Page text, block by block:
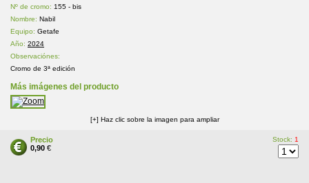
Nº de cromo: 155 - bis
Nombre: Nabil
Equipo: Getafe
Año: 2024
Observaciónes:
Cromo de 3ª edición
Más imágenes del producto
[+] Haz clic sobre la imagen para ampliar
Precio
0,90 €
Stock: 1